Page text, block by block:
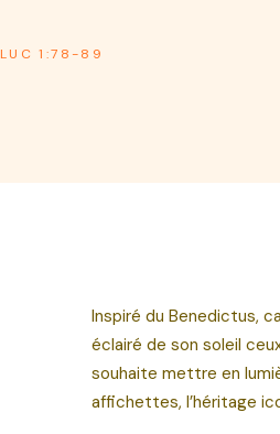
LUC 1:78-89
Inspiré du Benedictus,
éclairé de son soleil
souhaite mettre en
affichettes, l’héritage